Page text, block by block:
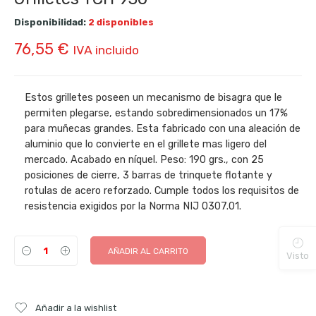
Disponibilidad: 2 disponibles
76,55 € IVA incluido
Estos grilletes poseen un mecanismo de bisagra que le
permiten plegarse, estando sobredimensionados un 17%
para muñecas grandes. Esta fabricado con una aleación de
aluminio que lo convierte en el grillete mas ligero del
mercado. Acabado en níquel. Peso: 190 grs., con 25
posiciones de cierre, 3 barras de trinquete flotante y
rotulas de acero reforzado. Cumple todos los requisitos de
resistencia exigidos por la Norma NIJ 0307.01.
AÑADIR AL CARRITO
Añadir a la wishlist
Visto